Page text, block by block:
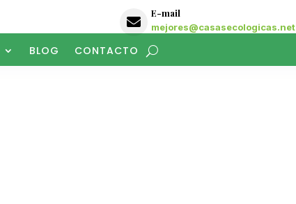

E-mail
mejores@casasecologicas.net
BLOG CONTACTO